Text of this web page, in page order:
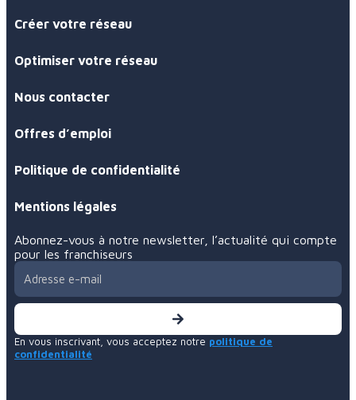
Mentions légales
Abonnez-vous à notre newsletter, l’actualité qui compte
pour les franchiseurs